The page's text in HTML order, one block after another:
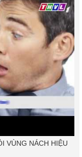
VÙNG NÁCH HIỆU